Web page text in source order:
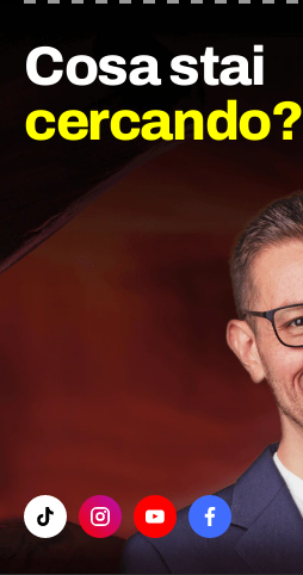
Cosa stai
cercando?